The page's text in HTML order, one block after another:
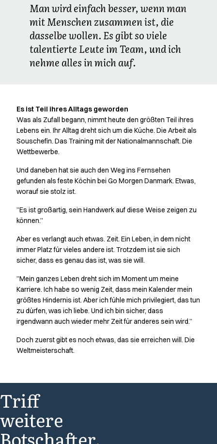
Man wird einfach besser, wenn man
mit Menschen zusammen ist, die
dasselbe wollen. Es gibt so viele
talentierte Leute im Team, und ich
nehme alles in mich auf.
Es ist Teil ihres Alltags geworden
Was als Zufall begann, nimmt heute den größten Teil ihres
Lebens ein. Ihr Alltag dreht sich um die Küche. Die Arbeit als
Souschefin. Das Training mit der Nationalmannschaft. Die
Wettbewerbe.
Und daneben hat sie auch den Weg ins Fernsehen
gefunden als feste Köchin bei Go Morgen Danmark. Etwas,
worauf sie stolz ist.
”Es ist großartig, sein Handwerk auf diese Weise zeigen zu
können.”
Aber es verlangt auch etwas. Zeit. Ein Leben, in dem nicht
immer Platz für vieles andere ist. Trotzdem ist sie sich
sicher, dass es genau das ist, was sie will.
”Mein ganzes Leben dreht sich im Moment um meine
Karriere. Ich habe so wenig Zeit, dass mein Kalender mein
größtes Hindernis ist. Aber ich fühle mich privilegiert, das tun
zu dürfen, was ich liebe. Und ich bin sicher, dass
irgendwann auch wieder mehr Zeit für anderes sein wird.”
Doch zuerst gibt es noch etwas, das sie erreichen will. Die
Weltmeisterschaft.
Triff
weitere